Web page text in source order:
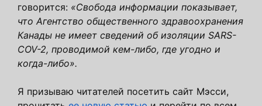
говорится: «Свобода информации показывает,
что Агентство общественного здравоохранения
Канады не имеет сведений об изоляции SARS-
COV-2, проводимой кем-либо, где угодно и
когда-либо».
Я призываю читателей посетить сайт Мэсси,